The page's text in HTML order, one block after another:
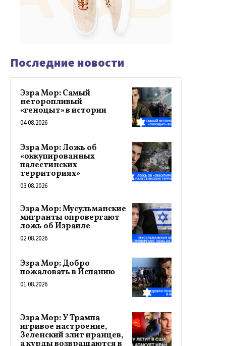
Последние новости
Эзра Мор: Самый
неторопливый
«геноцыт» в истории
04.08.2026
Эзра Мор: Ложь об
«оккупированных
палестинских
территориях»
03.08.2026
Эзра Мор: Мусульманские
мигранты опровергают
ложь об Израиле
02.08.2026
Эзра Мор: Добро
пожаловать в Испанию
01.08.2026
Эзра Мор: У Трампа
игривое настроение,
Зеленский злит иранцев,